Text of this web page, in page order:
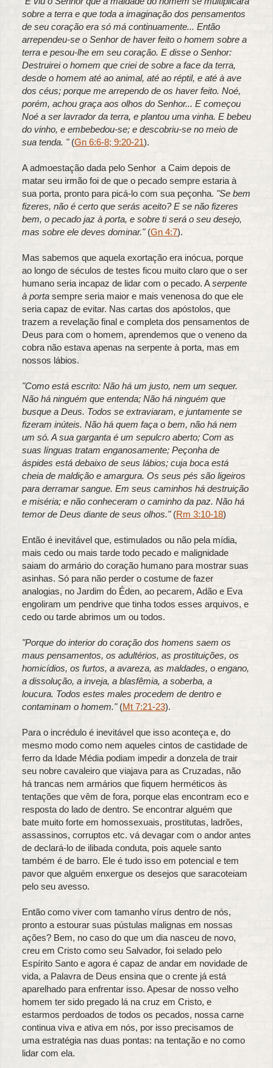
sobre a terra e que toda a imaginação dos pensamentos
de seu coração era só má continuamente... Então
arrependeu-se o Senhor de haver feito o homem sobre a
terra e pesou-lhe em seu coração. E disse o Senhor:
Destruirei o homem que criei de sobre a face da terra,
desde o homem até ao animal, até ao réptil, e até à ave
dos céus; porque me arrependo de os haver feito. Noé,
porém, achou graça aos olhos do Senhor... E começou
Noé a ser lavrador da terra, e plantou uma vinha. E bebeu
do vinho, e embebedou-se; e descobriu-se no meio de
sua tenda. " (Gn 6:6-8; 9:20-21).
A admoestação dada pelo Senhor a Caim depois de
matar seu irmão foi de que o pecado sempre estaria à
sua porta, pronto para picá-lo com sua peçonha. "Se bem
fizeres, não é certo que serás aceito? E se não fizeres
bem, o pecado jaz à porta, e sobre ti será o seu desejo,
mas sobre ele deves dominar."(Gn 4:7).
Mas sabemos que aquela exortação era inócua, porque
ao longo de séculos de testes ficou muito claro que o ser
humano seria incapaz de lidar com o pecado. Aserpente
à porta sempre seria maior e mais venenosa do que ele
seria capaz de evitar. Nas cartas dos apóstolos, que
trazem a revelação final e completa dos pensamentos de
Deus para com o homem, aprendemos que o veneno da
cobra não estava apenas na serpente à porta, mas em
nossos lábios.
"Como está escrito: Não há um justo, nem um sequer.
Não há ninguém que entenda; Não há ninguém que
busque a Deus. Todos se extraviaram, e juntamente se
fizeram inúteis. Não há quem faça o bem, não há nem
um só. A sua garganta é um sepulcro aberto; Com as
suas línguas tratam enganosamente; Peçonha de
áspides está debaixo de seus lábios; cuja boca está
cheia de maldição e amargura. Os seus pés são ligeiros
para derramar sangue. Em seus caminhos há destruição
e miséria; e não conheceram o caminho da paz. Não há
temor de Deus diante de seus olhos."(Rm 3:10-18)
Então é inevitável que, estimulados ou não pela mídia,
mais cedo ou mais tarde todo pecado e malignidade
saiam do armário do coração humano para mostrar suas
asinhas. Só para não perder o costume de fazer
analogias, no Jardim do Éden, ao pecarem, Adão e Eva
engoliram um pendrive que tinha todos esses arquivos, e
cedo ou tarde abrimos um ou todos.
"Porque do interior do coração dos homens saem os
maus pensamentos, os adultérios, as prostituições, os
homicídios, os furtos, a avareza, as maldades, o engano,
a dissolução, a inveja, a blasfêmia, a soberba, a
loucura. Todos estes males procedem de dentro e
contaminam o homem." (Mt 7:21-23).
Para o incrédulo é inevitável que isso aconteça e, do
mesmo modo como nem aqueles cintos de castidade de
ferro da Idade Média podiam impedir a donzela de trair
seu nobre cavaleiro que viajava para as Cruzadas, não
há trancas nem armários que fiquem herméticos às
tentações que vêm de fora, porque elas encontram eco e
resposta do lado de dentro. Se encontrar alguém que
bate muito forte em homossexuais, prostitutas, ladrões,
assassinos, corruptos etc. vá devagar com o andor antes
de declará-lo de ilibada conduta, pois aquele santo
também é de barro. Ele é tudo isso em potencial e tem
pavor que alguém enxergue os desejos que saracoteiam
pelo seu avesso.
Então como viver com tamanho vírus dentro de nós,
pronto a estourar suas pústulas malignas em nossas
ações? Bem, no caso do que um dia nasceu de novo,
creu em Cristo como seu Salvador, foi selado pelo
Espírito Santo e agora é capaz de andar em novidade de
vida, a Palavra de Deus ensina que o crente já está
aparelhado para enfrentar isso. Apesar de nosso velho
homem ter sido pregado lá na cruz em Cristo, e
estarmos perdoados de todos os pecados, nossa carne
continua viva e ativa em nós, por isso precisamos de
uma estratégia nas duas pontas: na tentação e no como
lidar com ela.